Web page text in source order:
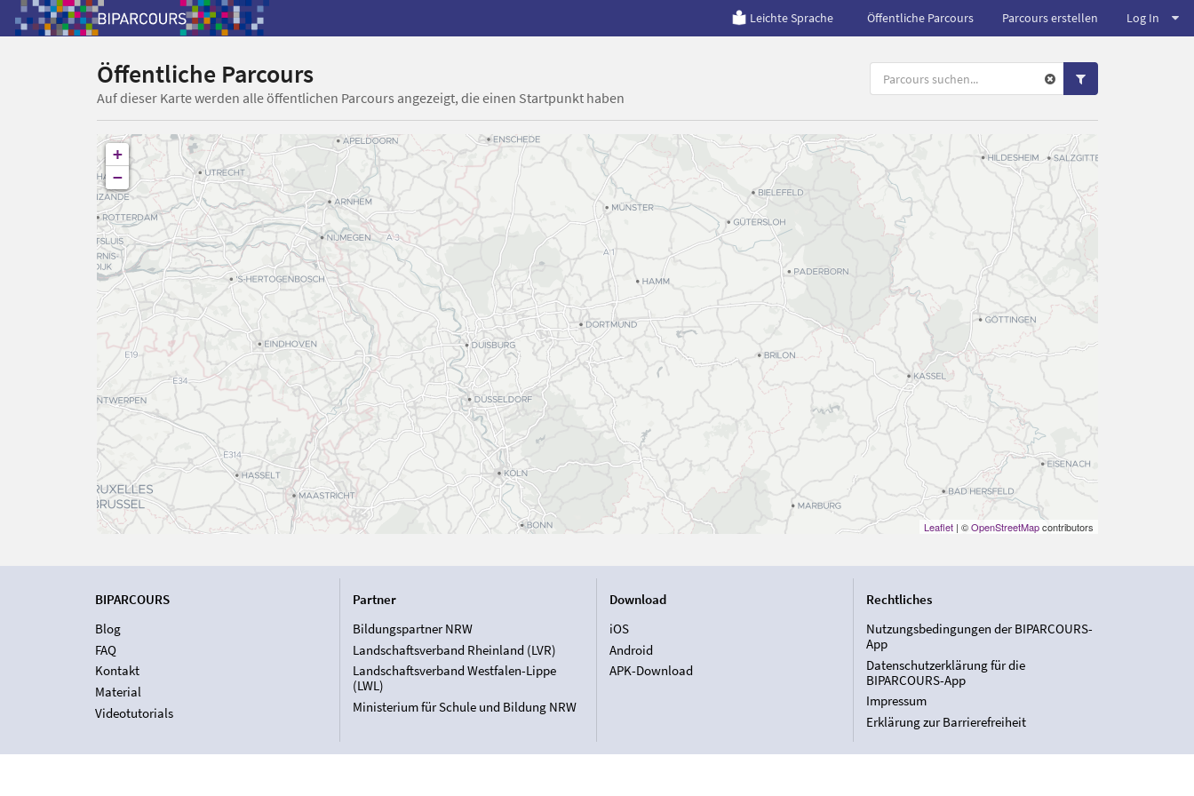
Leichte Sprache Öffentliche Parcours Parcours erstellen Log In
Öffentliche Parcours
Auf dieser Karte werden alle öffentlichen Parcours angezeigt, die einen Startpunkt haben
+
−
Leaflet| ©OpenStreetMapcontributors
BIPARCOURS
Blog
FAQ
Kontakt
Material
Videotutorials
Partner
Bildungspartner NRW
Landschaftsverband Rheinland (LVR)
Landschaftsverband Westfalen-Lippe
(LWL)
Ministerium für Schule und Bildung NRW
Download
iOS
Android
APK-Download
Rechtliches
Nutzungsbedingungen der BIPARCOURS-
App
Datenschutzerklärung für die
BIPARCOURS-App
Impressum
Erklärung zur Barrierefreiheit